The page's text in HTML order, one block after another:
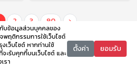
2 3 90 ›
บข้อมูลส่วนบุคคลของ
พฤติกรรมการใช้เว็บไซต์
เว็บไซต์ หากท่านใช้
ะรับคุกกี้บนเว็บไซต์ และ
รา
ตั้งค่า ยอมรับ